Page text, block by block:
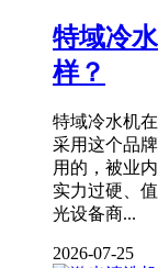
特域冷
样？
特域冷水机
采用这个品
用的，被业
实力过硬、
光设备商...
2026-07-25